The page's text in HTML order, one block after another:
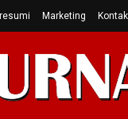
Marketing